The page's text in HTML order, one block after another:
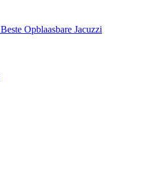
Beste Opblaasbare Jacuzzi